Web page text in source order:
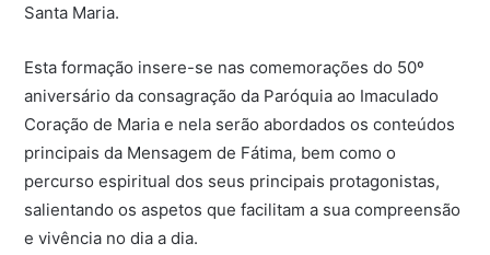
Santa Maria.
Esta formação insere-se nas comemorações do 50º
aniversário da consagração da Paróquia ao Imaculado
Coração de Maria e nela serão abordados os conteúdos
principais da Mensagem de Fátima, bem como o
percurso espiritual dos seus principais protagonistas,
salientando os aspetos que facilitam a sua compreensão
e vivência no dia a dia.